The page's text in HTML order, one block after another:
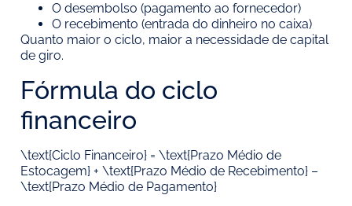
O desembolso (pagamento ao fornecedor)
O recebimento (entrada do dinheiro no caixa)
Quanto maior o ciclo, maior a necessidade de capital
de giro.
Fórmula do ciclo
financeiro
\text{Ciclo Financeiro} = \text{Prazo Médio de
Estocagem} + \text{Prazo Médio de Recebimento} –
\text{Prazo Médio de Pagamento}